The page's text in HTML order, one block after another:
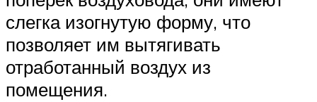
слегка изогнутую форму, что
позволяет им вытягивать
отработанный воздух из
помещения.